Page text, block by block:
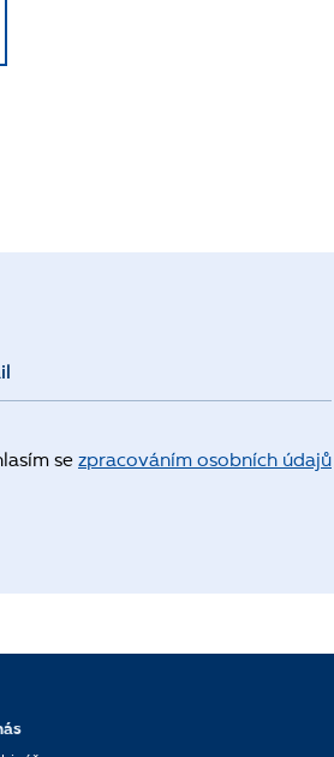
se zpracováním osobních údajů